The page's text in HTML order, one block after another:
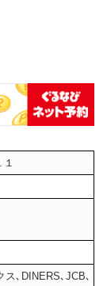
､DINERS､JCB､